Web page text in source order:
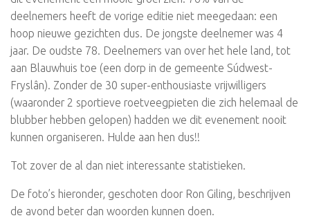
deelnemers heeft de vorige editie niet meegedaan: een
hoop nieuwe gezichten dus. De jongste deelnemer was 4
jaar. De oudste 78. Deelnemers van over het hele land, tot
aan Blauwhuis toe (een dorp in de gemeente Súdwest-
Fryslân). Zonder de 30 super-enthousiaste vrijwilligers
(waaronder 2 sportieve roetveegpieten die zich helemaal de
blubber hebben gelopen) hadden we dit evenement nooit
kunnen organiseren. Hulde aan hen dus!!
Tot zover de al dan niet interessante statistieken.
De foto’s hieronder, geschoten door Ron Giling, beschrijven
de avond beter dan woorden kunnen doen.